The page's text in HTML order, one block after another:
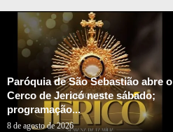
Paróquia de São Sebastião abre o
Cerco de Jericó neste sábado;
programação...
8 de agosto de 2026